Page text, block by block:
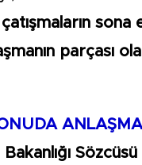
sona
parçası
Bakanlığı